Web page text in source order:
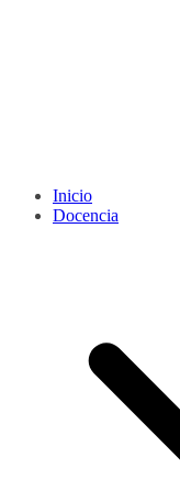
Inicio
Docencia